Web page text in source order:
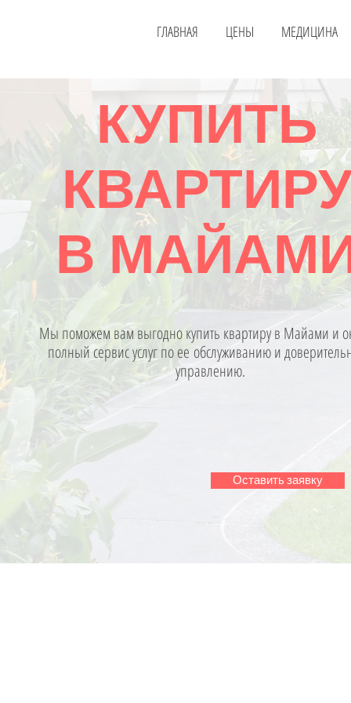
ГЛАВНАЯ ЦЕНЫ МЕДИЦИНА
КУПИТЬ
В
Мы поможем вам выгодно купить квартиру в Майами и
полный сервис услуг по ее обслуживанию и
управлению.
Оставить заявку